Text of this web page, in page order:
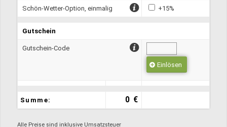
Schön-Wetter-Option, einmalig +15%
Gutschein
Gutschein-Code
Einlösen
Summe: 0 €
Alle Preise sind inklusive Umsatzsteuer